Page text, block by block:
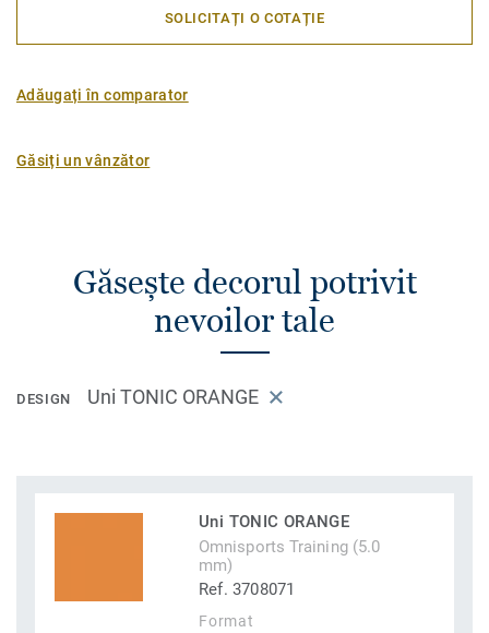
SOLICITAȚI O COTAȚIE
Adăugați în comparator
Găsiți un vânzător
Găsește decorul potrivit
nevoilor tale
DESIGN Uni TONIC ORANGE
Uni TONIC ORANGE
Omnisports Training (5.0
mm)
Ref. 3708071
Format